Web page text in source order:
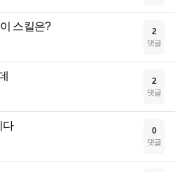
스킬은? 2
댓글
2
댓글
다 0
댓글